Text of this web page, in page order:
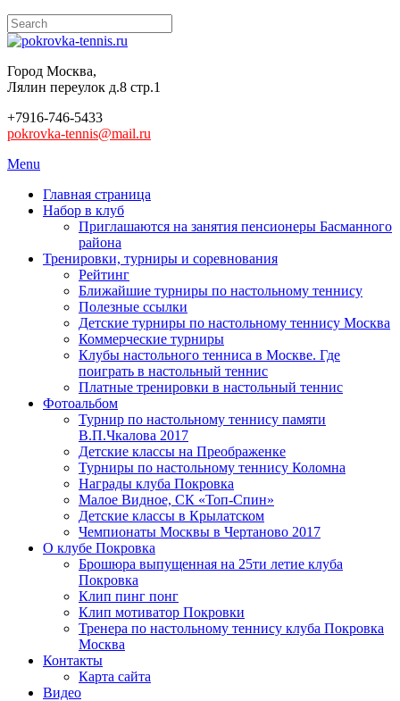
Город Москва,
Лялин переулок д.8 стр.1
+7916-746-5433
pokrovka-tennis@mail.ru
Menu
Главная страница
Набор в клуб
Приглашаются на занятия пенсионеры Басманного
района
Тренировки, турниры и соревнования
Рейтинг
Ближайшие турниры по настольному теннису
Полезные ссылки
Детские турниры по настольному теннису Москва
Коммерческие турниры
Клубы настольного тенниса в Москве. Где
поиграть в настольный теннис
Платные тренировки в настольный теннис
Фотоальбом
Турнир по настольному теннису памяти
В.П.Чкалова 2017
Детские классы на Преображенке
Турниры по настольному теннису Коломна
Награды клуба Покровка
Малое Видное, СК «Топ-Спин»
Детские классы в Крылатском
Чемпионаты Москвы в Чертаново 2017
О клубе Покровка
Брошюра выпущенная на 25ти летие клуба
Покровка
Клип пинг понг
Клип мотиватор Покровки
Тренера по настольному теннису клуба Покровка
Москва
Контакты
Карта сайта
Видео